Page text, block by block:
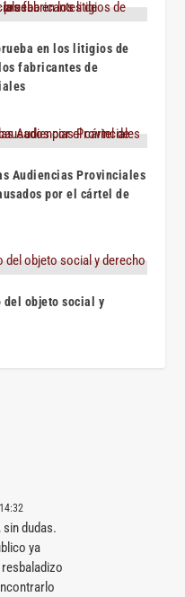
en los litigios de
fabricantes de
Audiencias Provinciales
por el cártel de
objeto social y
sin dudas.
ya